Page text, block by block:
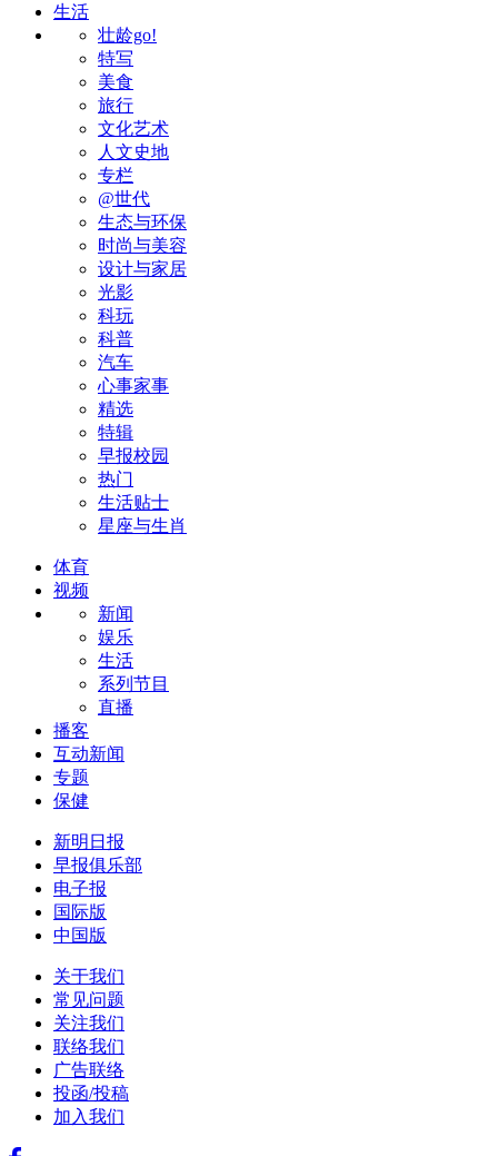
生活
壮龄go!
特写
美食
旅行
文化艺术
人文史地
专栏
@世代
生态与环保
时尚与美容
设计与家居
光影
科玩
科普
汽车
心事家事
精选
特辑
早报校园
热门
生活贴士
星座与生肖
体育
视频
新闻
娱乐
生活
系列节目
直播
播客
互动新闻
专题
保健
新明日报
早报俱乐部
电子报
国际版
中国版
关于我们
常见问题
关注我们
联络我们
广告联络
投函/投稿
加入我们